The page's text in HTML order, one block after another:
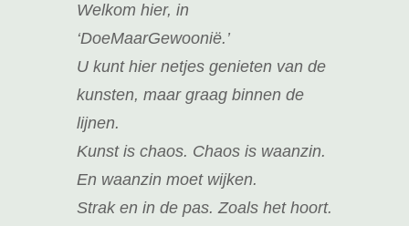
Welkom hier, in
‘DoeMaarGewoonië.’
U kunt hier netjes genieten van de
kunsten, maar graag binnen de
lijnen.
Kunst is chaos. Chaos is waanzin.
En waanzin moet wijken.
Strak en in de pas. Zoals het hoort.